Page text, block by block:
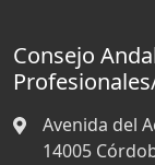
Consejo
Avenida del
14005